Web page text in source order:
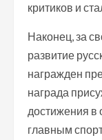
критиков и
Наконец, за
развитие
награжден
награда
достижения в
главным